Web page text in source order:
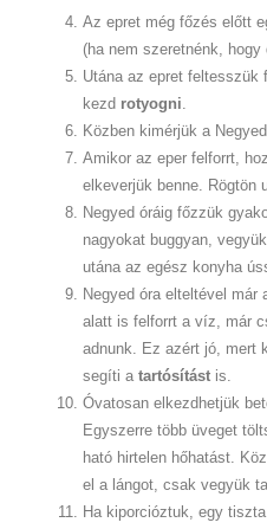
Az epret még főzés előtt
(ha nem szeretnénk,
Utána az epret feltesszük
kezd rotyogni.
Közben kimérjük a
Amikor az eper felforrt,
elkeverjük benne. Rögtön
Negyed óráig főzzük
nagyokat buggyan,
utána az egész konyha
Negyed óra elteltével
alatt is felforrt a víz, már
adnunk. Ez azért jó, mert
segíti a tartósítástis.
Óvatosan elkezdhetjük
Egyszerre több üveget
ható hirtelen hőhatást.
el a lángot, csak vegyük
Ha kiporcióztuk, egy